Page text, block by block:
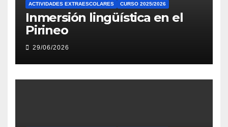
ACTIVIDADES EXTRAESCOLARES CURSO 2025/2026
Inmersión lingüística en el
Pirineo
29/06/2026